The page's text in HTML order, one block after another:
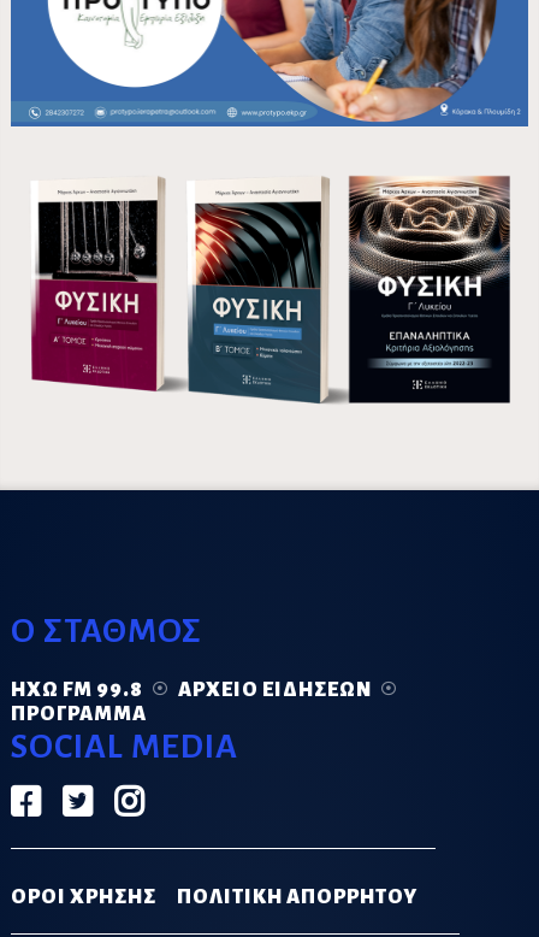
Ο ΣΤΑΘΜΟΣ
ΗΧΏ FM 99.8
ΑΡΧΕΊΟ ΕΙΔΉΣΕΩΝ
ΠΡΌΓΡΑΜΜΑ
SOCIAL MEDIA
ΟΡΟΙ ΧΡΗΣΗΣ ΠΟΛΙΤΙΚΗ ΑΠΟΡΡΗΤΟΥ